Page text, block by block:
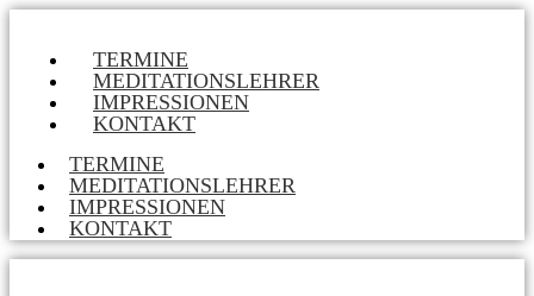
TERMINE
MEDITATIONSLEHRER
IMPRESSIONEN
KONTAKT
TERMINE
MEDITATIONSLEHRER
IMPRESSIONEN
KONTAKT